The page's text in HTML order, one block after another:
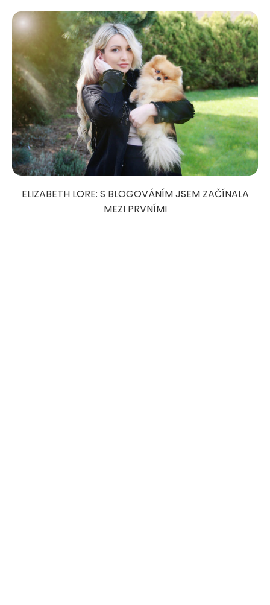
ELIZABETH LORE: S BLOGOVÁNÍM JSEM ZAČÍNALA
MEZI PRVNÍMI